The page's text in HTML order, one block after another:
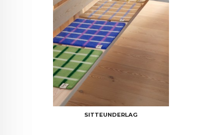
SITTEUNDERLAG